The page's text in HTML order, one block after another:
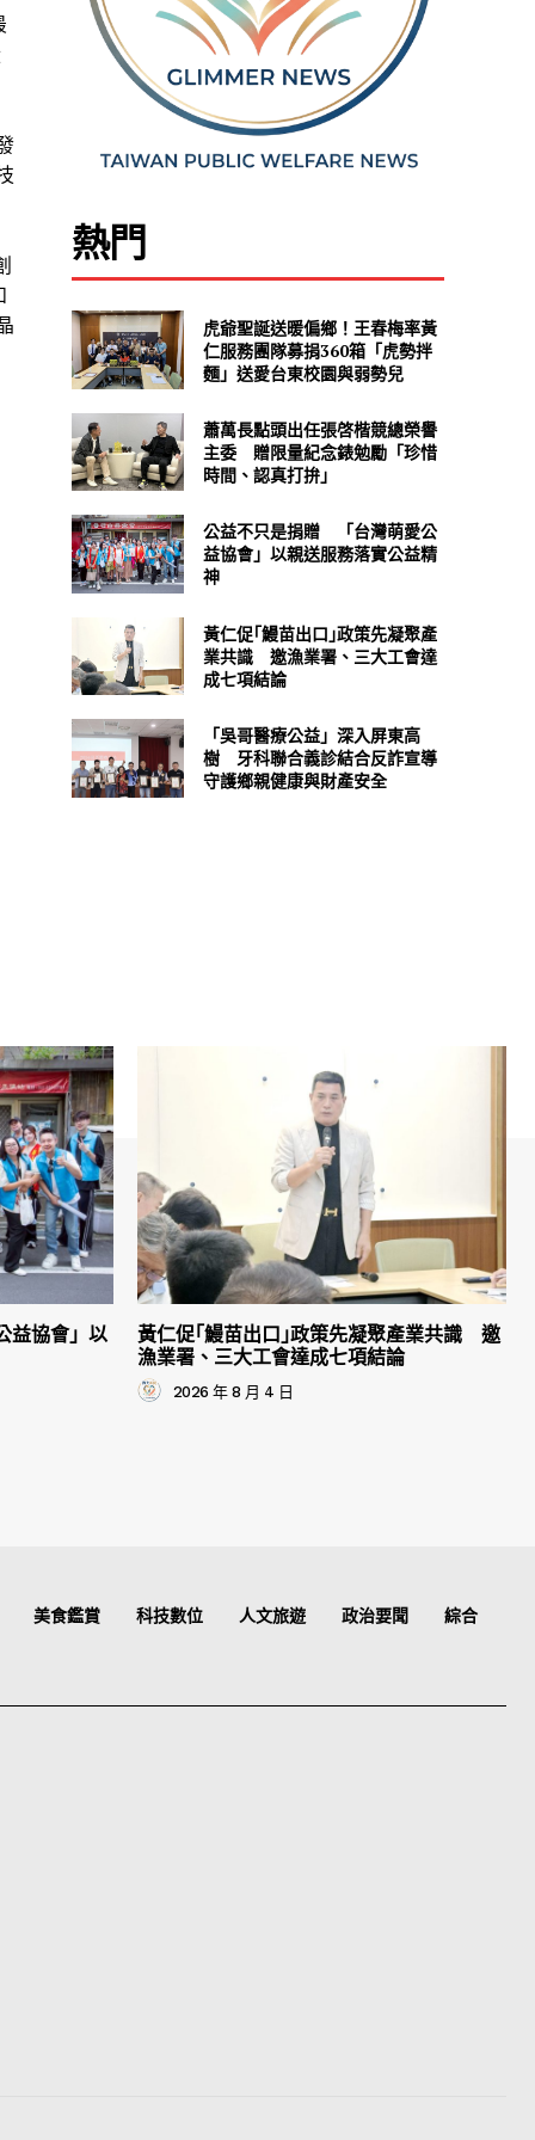
熱門
虎爺聖誕送暖偏鄉！王春梅率黃
仁服務團隊募捐360箱「虎勢拌
麵」送愛台東校園與弱勢兒
蕭萬長點頭出任張啓楷競總榮譽
主委 贈限量紀念錶勉勵「珍惜
時間、認真打拚」
公益不只是捐贈 「台灣萌愛公
益協會」以親送服務落實公益精
神
黃仁促｢鰻苗出口｣政策先凝聚產
業共識 邀漁業署、三大工會達
成七項結論
「吳哥醫療公益」深入屏東高
樹 牙科聯合義診結合反詐宣導
守護鄉親健康與財產安全
益協會」以
黃仁促｢鰻苗出口｣政策先凝聚產業共識 邀
漁業署、三大工會達成七項結論
2026 年 8 月 4 日
美食鑑賞 科技數位 人文旅遊 政治要聞 綜合